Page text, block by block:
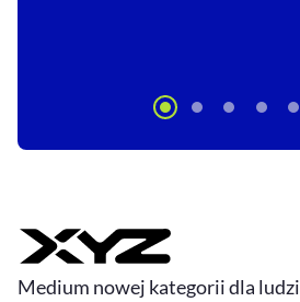
Medium nowej kategorii dla ludzi